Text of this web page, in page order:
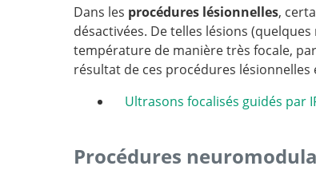
Dans les procédures lésionnelles,
désactivées. De telles lésions
température de manière très focale,
résultat de ces procédures lésionnelles
Ultrasons focalisés guidés par
Procédures